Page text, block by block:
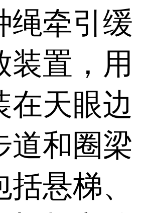
绳牵引缓
装置，用
在天眼边
道和圈梁
悬梯、